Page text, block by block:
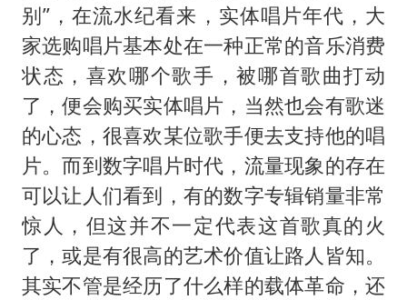
别”，在流水纪看来，实体唱片年代，大
家选购唱片基本处在一种正常的音乐消费
状态，喜欢哪个歌手，被哪首歌曲打动
了，便会购买实体唱片，当然也会有歌迷
的心态，很喜欢某位歌手便去支持他的唱
片。而到数字唱片时代，流量现象的存在
可以让人们看到，有的数字专辑销量非常
惊人，但这并不一定代表这首歌真的火
了，或是有很高的艺术价值让路人皆知。
其实不管是经历了什么样的载体革命，还